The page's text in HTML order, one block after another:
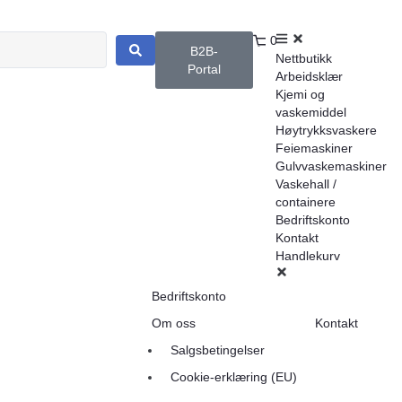
B2B-
Portal
0
Nettbutikk
Arbeidsklær
Kjemi og
vaskemiddel
Høytrykksvaskere
Feiemaskiner
Gulvvaskemaskiner
Vaskehall /
containere
Bedriftskonto
Kontakt
Handlekurv
Bedriftskonto
Om oss
Salgsbetingelser
Cookie-erklæring (EU)
Kontakt